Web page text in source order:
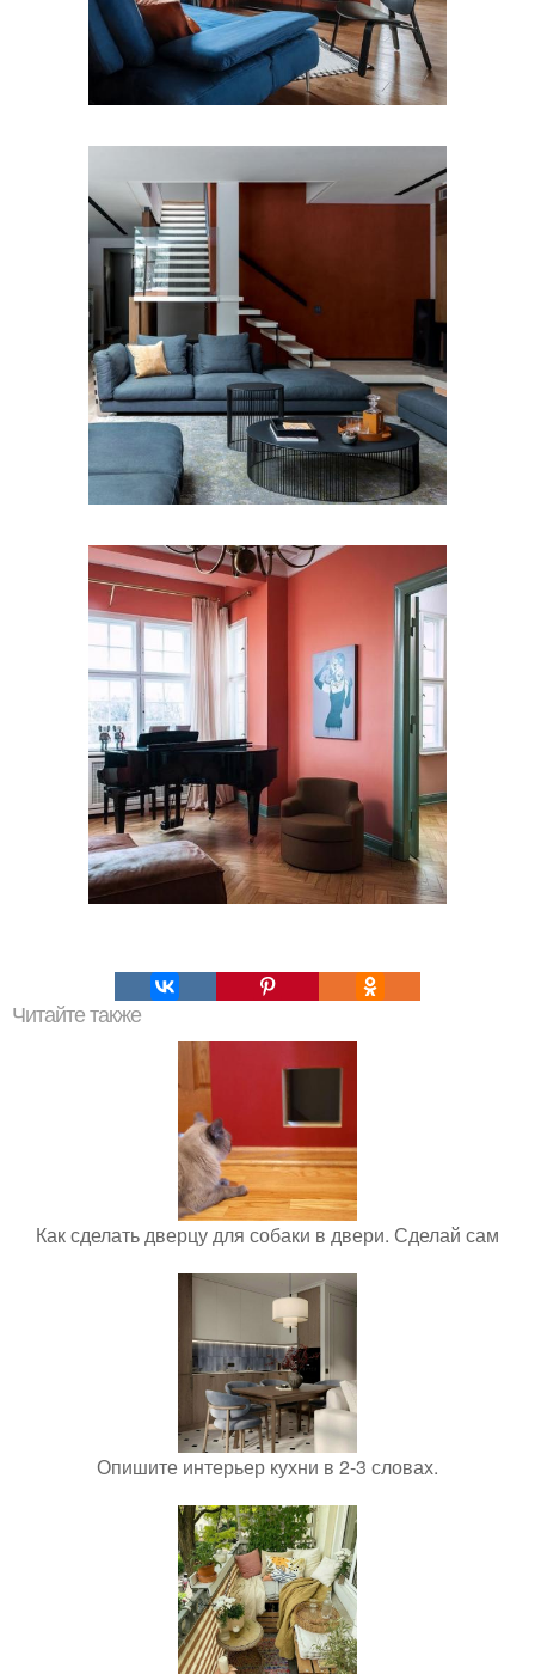
Читайте также
Как сделать дверцу для собаки в двери. Сделай сам
Опишите интерьер кухни в 2-3 словах.